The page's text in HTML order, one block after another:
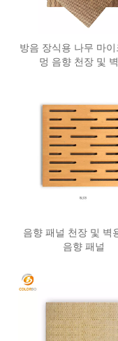
방음 장식용 나무 마
멍 음향 천장 및
음향 패널 천장 및 벽
음향 패널